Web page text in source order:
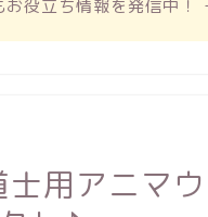
お役立ち情報を発信中！
士用アニマ